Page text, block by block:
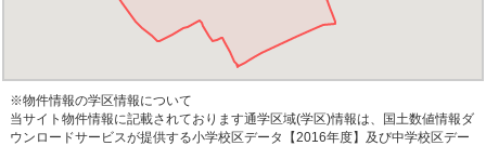
※物件情報の学区情報について
当サイト物件情報に記載されております通学区域(学区)情報は、国土数値情報ダ
ウンロードサービスが提供する小学校区データ【2016年度】及び中学校区デー